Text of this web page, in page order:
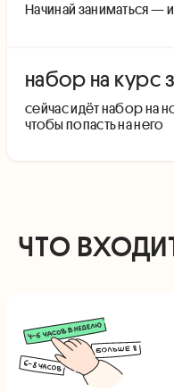
Начинай заниматься — и
набор на курс
cейчас идёт набор на
чтобы попасть на него
что